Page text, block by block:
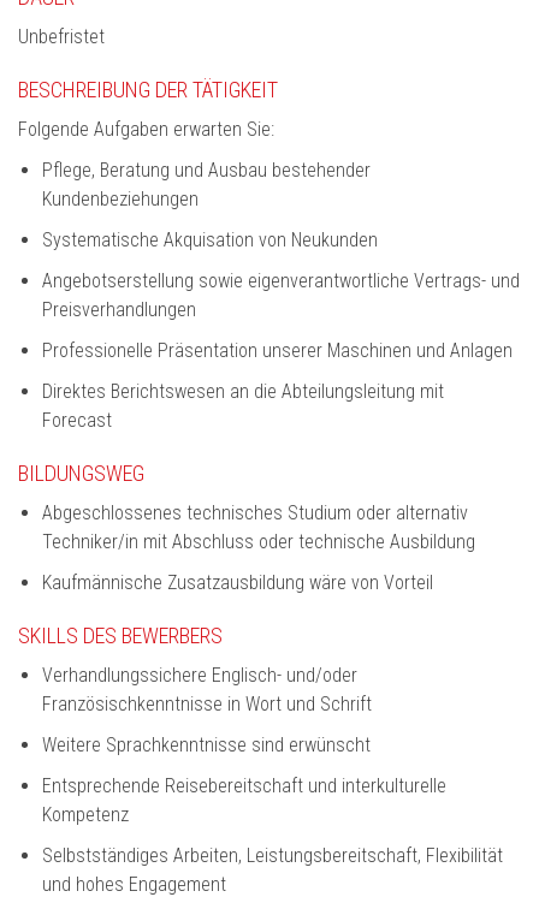
Unbefristet
BESCHREIBUNG DER TÄTIGKEIT
Folgende Aufgaben erwarten Sie:
Pflege, Beratung und Ausbau bestehender
Kundenbeziehungen
Systematische Akquisation von Neukunden
Angebotserstellung sowie eigenverantwortliche Vertrags- und
Preisverhandlungen
Professionelle Präsentation unserer Maschinen und Anlagen
Direktes Berichtswesen an die Abteilungsleitung mit
Forecast
BILDUNGSWEG
Abgeschlossenes technisches Studium oder alternativ
Techniker/in mit Abschluss oder technische Ausbildung
Kaufmännische Zusatzausbildung wäre von Vorteil
SKILLS DES BEWERBERS
Verhandlungssichere Englisch- und/oder
Französischkenntnisse in Wort und Schrift
Weitere Sprachkenntnisse sind erwünscht
Entsprechende Reisebereitschaft und interkulturelle
Kompetenz
Selbstständiges Arbeiten, Leistungsbereitschaft, Flexibilität
und hohes Engagement